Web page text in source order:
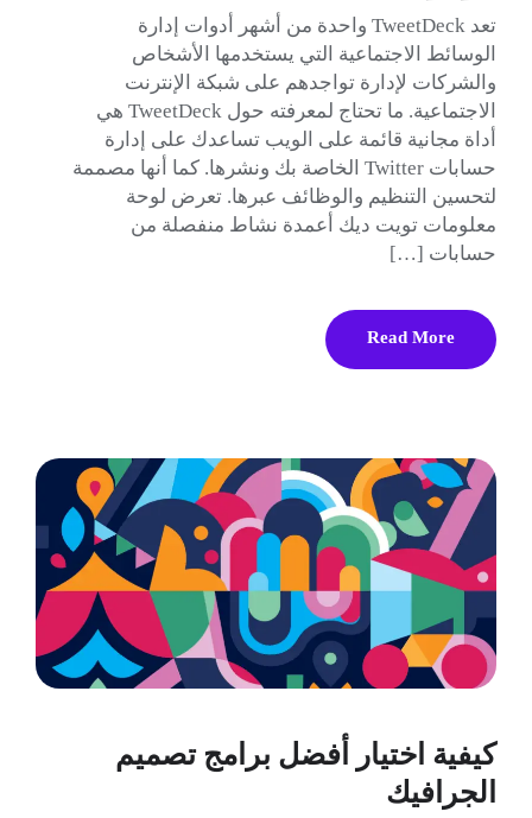
تعد TweetDeck واحدة من أشهر أدوات إدارة
الوسائط الاجتماعية التي يستخدمها الأشخاص
والشركات لإدارة تواجدهم على شبكة الإنترنت
الاجتماعية. ما تحتاج لمعرفته حول TweetDeck هي
أداة مجانية قائمة على الويب تساعدك على إدارة
حسابات Twitter الخاصة بك ونشرها. كما أنها مصممة
لتحسين التنظيم والوظائف عبرها. تعرض لوحة
معلومات تويت ديك أعمدة نشاط منفصلة من
حسابات […]
Read More
كيفية اختيار أفضل برامج تصميم
الجرافيك